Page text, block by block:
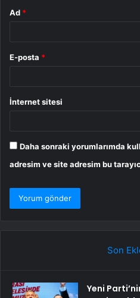
Ad *
E-posta *
İnternet sitesi
Daha sonraki yorumlarımda
adresim ve site adresim bu
Son
Yeni